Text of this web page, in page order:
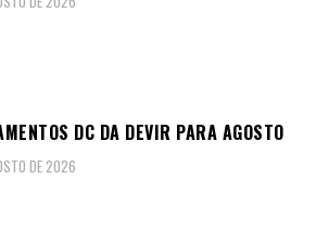
DC DA DEVIR PARA AGOSTO
DE 2026